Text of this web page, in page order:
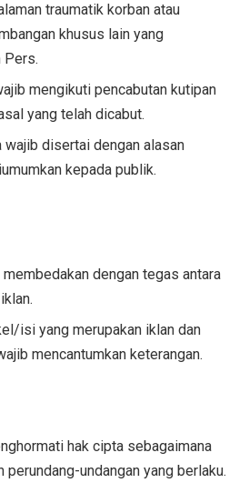
traumatik korban atau
khusus lain yang
Pers.
mengikuti pencabutan kutipan
yang telah dicabut.
wajib disertai dengan alasan
kepada publik.
dengan tegas antara
isi yang merupakan iklan dan
mencantumkan keterangan.
hak cipta sebagaimana
perundang-undangan yang berlaku.